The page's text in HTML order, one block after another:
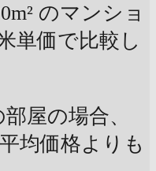
のマンショ
単価で比較し
屋の場合、
均価格よりも